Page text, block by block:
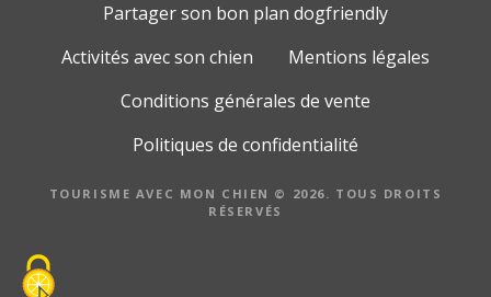
Partager son bon plan dogfriendly
Activités avec son chien
Mentions légales
Conditions générales de vente
Politiques de confidentialité
TOURISME AVEC MON CHIEN © 2026. TOUS DROITS
RÉSERVÉS